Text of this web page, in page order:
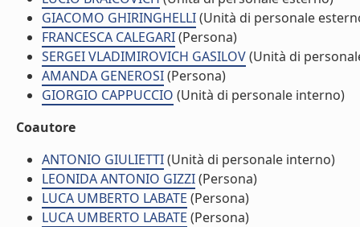
GIACOMO GHIRINGHELLI(Unità di personale
FRANCESCA CALEGARI(Persona)
SERGEI VLADIMIROVICH GASILOV(Unità di
AMANDA GENEROSI(Persona)
GIORGIO CAPPUCCIO (Unità di personale interno)
Coautore
ANTONIO GIULIETTI(Unità di personale interno)
LEONIDA ANTONIO GIZZI(Persona)
LUCA UMBERTO LABATE (Persona)
LUCA UMBERTO LABATE (Persona)